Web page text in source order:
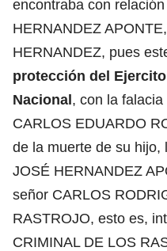
encontraba con
HERNANDEZ
HERNANDEZ, pues
protección del
Nacional, con la
CARLOS EDUARDO
de la muerte de su hijo,
JOSÉ HERNANDEZ
señor CARLOS
RASTROJO, esto es,
CRIMINAL DE LOS